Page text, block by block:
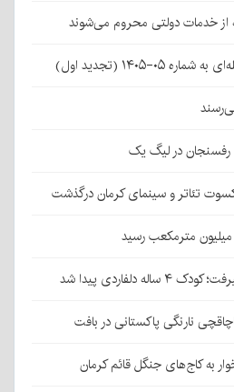
از خدمات دولتی محروم می‌شوند
۱۴۰۵ (تجدید اول)
در لیگ یک
تئاتر و سینمای کرمان درگذشت
پیدا شد
کاج‌های جنگل قائم کرمان